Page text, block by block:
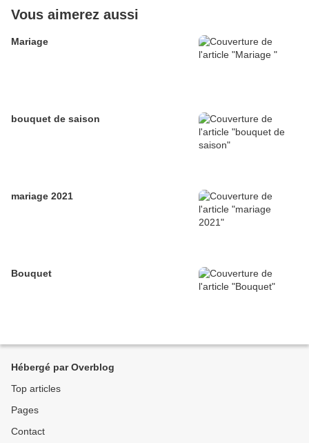
Vous aimerez aussi
Mariage
bouquet de saison
mariage 2021
Bouquet
Hébergé par Overblog
Top articles
Pages
Contact